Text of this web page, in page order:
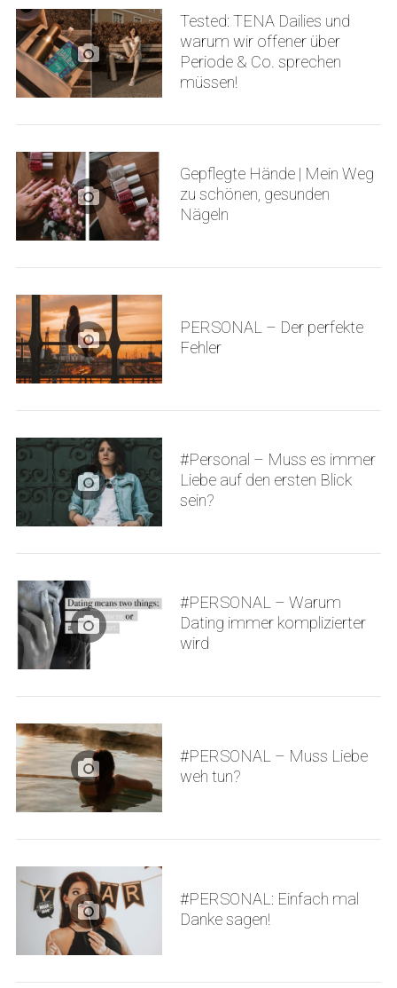
Tested: TENA Dailies und
warum wir offener über
Periode & Co. sprechen
müssen!
Gepflegte Hände | Mein Weg
zu schönen, gesunden
Nägeln
PERSONAL – Der perfekte
Fehler
#Personal – Muss es immer
Liebe auf den ersten Blick
sein?
#PERSONAL – Warum
Dating immer komplizierter
wird
#PERSONAL – Muss Liebe
weh tun?
#PERSONAL: Einfach mal
Danke sagen!
S